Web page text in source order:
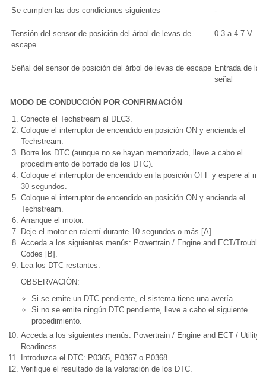
Se cumplen las dos condiciones siguientes -
Tensión del sensor de posición del árbol de levas de
escape
0.3 a 4.7 V
Señal del sensor de posición del árbol de levas de escape Entrada de la
señal
MODO DE CONDUCCIÓN POR CONFIRMACIÓN
Conecte el Techstream al DLC3.
Coloque el interruptor de encendido en posición ON y encienda el
Techstream.
Borre los DTC (aunque no se hayan memorizado, lleve a cabo el
procedimiento de borrado de los DTC).
Coloque el interruptor de encendido en la posición OFF y espere al
30 segundos.
Coloque el interruptor de encendido en posición ON y encienda el
Techstream.
Arranque el motor.
Deje el motor en ralentí durante 10 segundos o más [A].
Acceda a los siguientes menús: Powertrain / Engine and ECT/Trouble
Codes [B].
Lea los DTC restantes.
OBSERVACIÓN:
Si se emite un DTC pendiente, el sistema tiene una avería.
Si no se emite ningún DTC pendiente, lleve a cabo el siguiente
procedimiento.
Acceda a los siguientes menús: Powertrain / Engine and ECT / Utility/
Readiness.
Introduzca el DTC: P0365, P0367 o P0368.
Verifique el resultado de la valoración de los DTC.